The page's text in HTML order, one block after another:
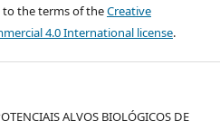
to the terms of theCreative
4.0 International license.
ALVOS BIOLÓGICOS DE